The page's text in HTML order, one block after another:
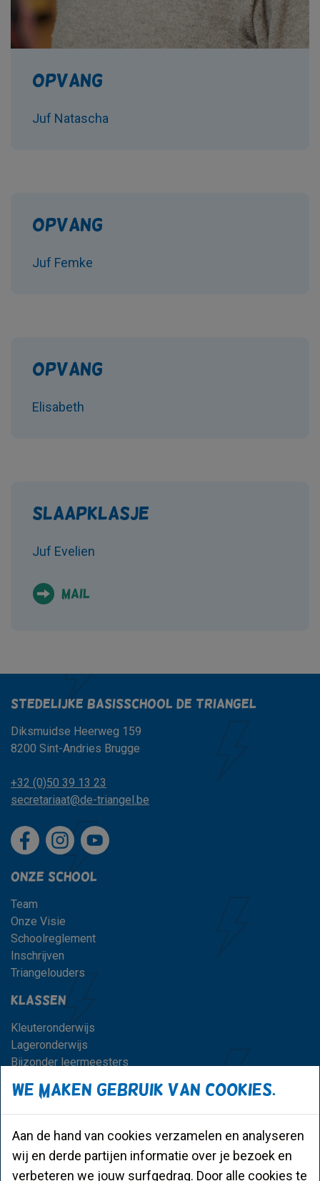
Opvang
Juf Natascha
Opvang
Juf Femke
Opvang
Elisabeth
Slaapklasje
Juf Evelien
Mail
Stedelijke basisschool de triangel
Diksmuidse Heerweg 159
8200 Sint-Andries Brugge
+32 (0)50 39 13 23
secretariaat@de-triangel.be
Onze school
Team
Onze Visie
Schoolreglement
Inschrijven
Triangelouders
Klassen
Kleuteronderwijs
Lageronderwijs
Bijzonder leermeesters
Praktisch
Schooluren
Opvang voor en na school
Vakanties en vrije dagen
CLB en scholenkiezer
We maken gebruik van cookies.
Aan de hand van cookies verzamelen en analyseren
wij en derde partijen informatie over je bezoek en
verbeteren we jouw surfgedrag. Door alle cookies te